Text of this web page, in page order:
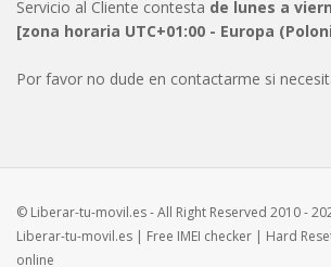
Servicio al Cliente contesta de lunes a
[zona horaria UTC+01:00 - Europa
Por favor no dude en contactarme si
© Liberar-tu-movil.es - All Right Reserved 2010 -
Liberar-tu-movil.es | Free IMEI checker | Hard
online